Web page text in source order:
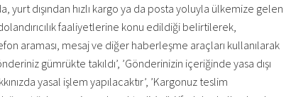
yurt dışından hızlı kargo ya da posta yoluyla ülkemize gelen
faaliyetlerine konu edildiği belirtilerek,
araması, mesaj ve diğer haberleşme araçları kullanılarak
gümrükte takıldı’, ’Gönderinizin içeriğinde yasa dışı
yasal işlem yapılacaktır’, ’Kargonuz teslim